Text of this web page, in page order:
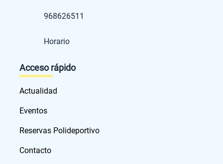
968626511
Horario
Acceso rápido
Actualidad
Eventos
Reservas Polideportivo
Contacto